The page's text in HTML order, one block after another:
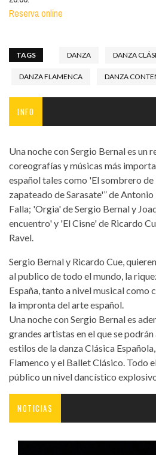
Reserva online
TAGS DANZA DANZA
DANZA FLAMENCA DANZA
INFO
Una noche con Sergio Bernal es un
coreografías y músicas más
español tales como 'El sombrero
zapateado de Sarasate'” de
Falla; 'Orgia' de Sergio Bernal y
encuentro' y 'El Cisne' de Ricardo
Ravel.
Sergio Bernal y Ricardo Cue,
al publico de todo el mundo, la
España, tanto a nivel musical
la impronta del arte español.
Una noche con Sergio Bernal es
grandes artistas en el que se
estilos de la danza Clásica
Flamenco y el Ballet Clásico. Todo
público un nivel dancístico
NOTICIAS